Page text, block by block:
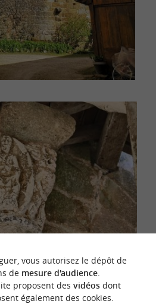
les détails architecturaux
sous la halle
vous autorisez le dépôt de
de mesure d'audience.
proposent des vidéosdont
également des cookies.